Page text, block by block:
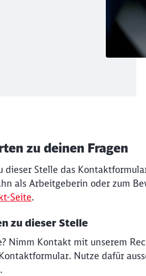
zu deinen Fragen
dieser Stelle das
als Arbeitgeberin oder zum
Seite.
zu dieser Stelle
Nimm Kontakt mit unserem
Nutze dafür